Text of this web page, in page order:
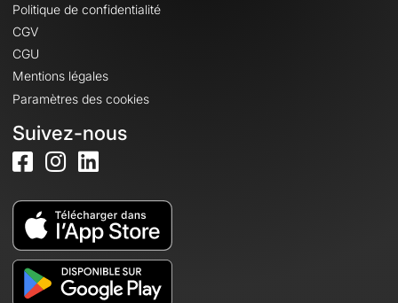
Politique de confidentialité
CGV
CGU
Mentions légales
Paramètres des cookies
Suivez-nous